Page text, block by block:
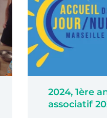
2024, 1ère
associatif